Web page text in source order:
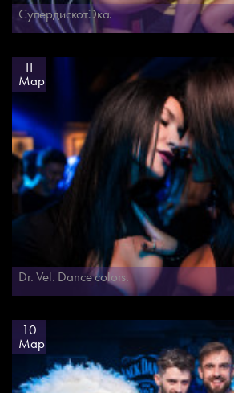
СупердискотЭка.
11
Мар
Dr. Vel. Dance colors.
10
Мар